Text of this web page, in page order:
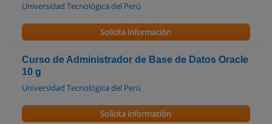
Universidad Tecnológica del Perú
Solicita información
Curso de Administrador de Base de Datos Oracle
10 g
Universidad Tecnológica del Perú
Solicita información